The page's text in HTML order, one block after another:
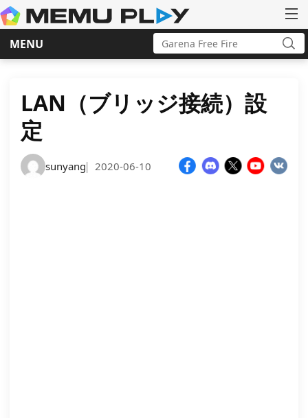
MENU
Skip
Search
for:
LAN（ブリッジ接続）設
定
sunyang| 2020-06-10